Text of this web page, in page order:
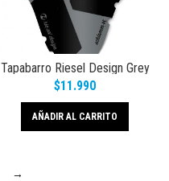
Tapabarro Riesel Design Grey
$11.990
AÑADIR AL CARRITO
→